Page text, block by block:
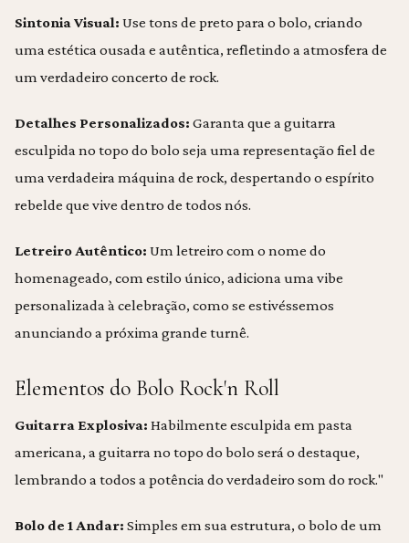
Sintonia Visual: Use tons de preto para o bolo, criando
uma estética ousada e autêntica, refletindo a atmosfera de
um verdadeiro concerto de rock.
Detalhes Personalizados: Garanta que a guitarra
esculpida no topo do bolo seja uma representação fiel de
uma verdadeira máquina de rock, despertando o espírito
rebelde que vive dentro de todos nós.
Letreiro Autêntico: Um letreiro com o nome do
homenageado, com estilo único, adiciona uma vibe
personalizada à celebração, como se estivéssemos
anunciando a próxima grande turnê.
Elementos do Bolo Rock'n Roll
Guitarra Explosiva: Habilmente esculpida em pasta
americana, a guitarra no topo do bolo será o destaque,
lembrando a todos a potência do verdadeiro som do rock."
Bolo de 1 Andar: Simples em sua estrutura, o bolo de um